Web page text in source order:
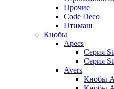
Прочие
Code Deco
Птимаш
Кнобы
Apecs
Серия
Серия
Avers
Кнобы